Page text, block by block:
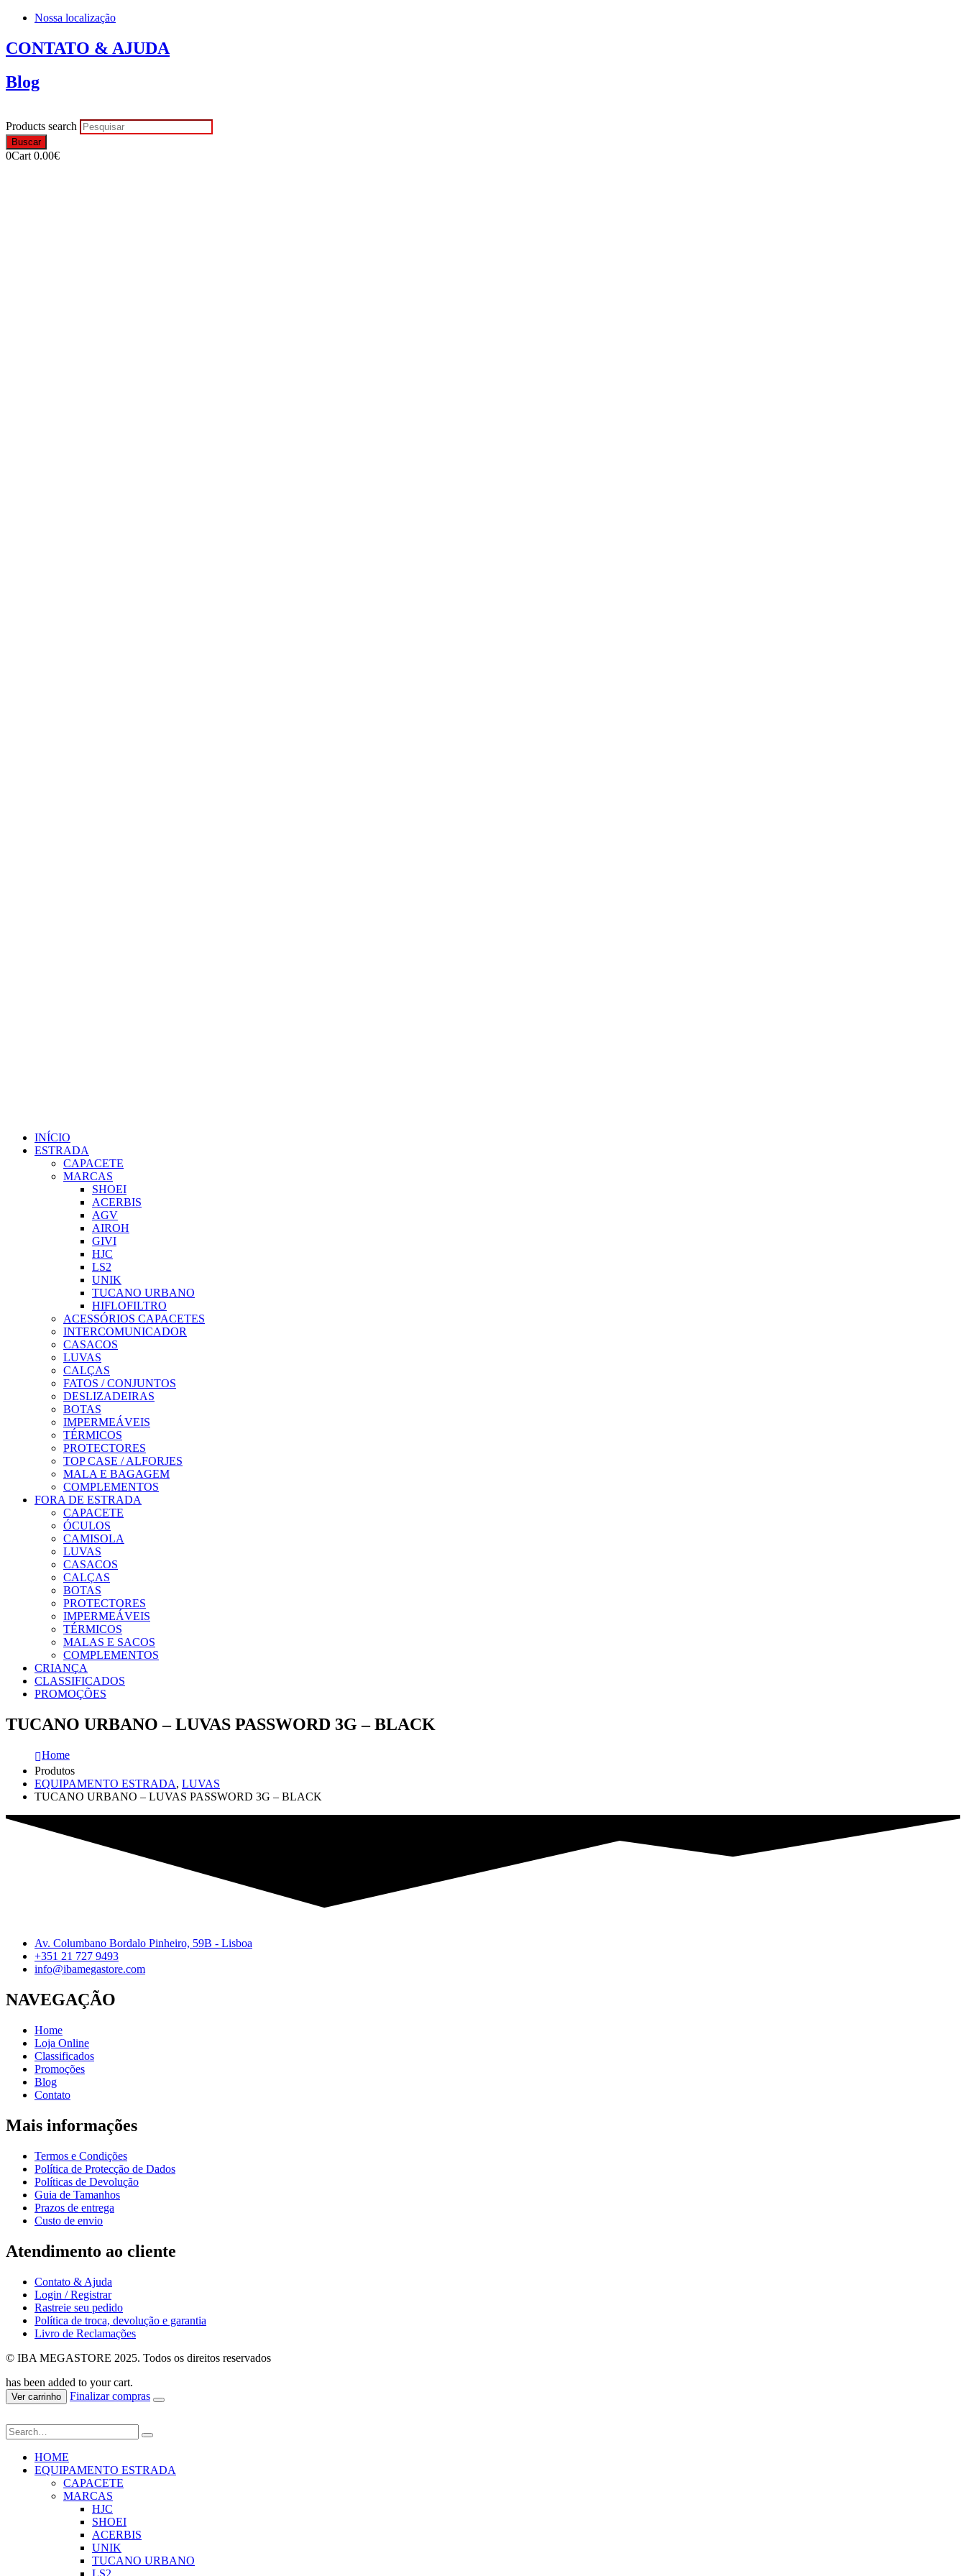
Nossa localização
CONTATO & AJUDA
Blog
Products search
Buscar
0Cart 0.00€
INÍCIO
ESTRADA
CAPACETE
MARCAS
SHOEI
ACERBIS
AGV
AIROH
GIVI
HJC
LS2
UNIK
TUCANO URBANO
HIFLOFILTRO
ACESSÓRIOS CAPACETES
INTERCOMUNICADOR
CASACOS
LUVAS
CALÇAS
FATOS / CONJUNTOS
DESLIZADEIRAS
BOTAS
IMPERMEÁVEIS
TÉRMICOS
PROTECTORES
TOP CASE / ALFORJES
MALA E BAGAGEM
COMPLEMENTOS
FORA DE ESTRADA
CAPACETE
ÓCULOS
CAMISOLA
LUVAS
CASACOS
CALÇAS
BOTAS
PROTECTORES
IMPERMEÁVEIS
TÉRMICOS
MALAS E SACOS
COMPLEMENTOS
CRIANÇA
CLASSIFICADOS
PROMOÇÕES
TUCANO URBANO – LUVAS PASSWORD 3G – BLACK
Home
Produtos
EQUIPAMENTO ESTRADA, LUVAS
TUCANO URBANO – LUVAS PASSWORD 3G – BLACK
Av. Columbano Bordalo Pinheiro, 59B - Lisboa
+351 21 727 9493
info@ibamegastore.com
NAVEGAÇÃO
Home
Loja Online
Classificados
Promoções
Blog
Contato
Mais informações
Termos e Condições
Política de Protecção de Dados
Políticas de Devolução
Guia de Tamanhos
Prazos de entrega
Custo de envio
Atendimento ao cliente
Contato & Ajuda
Login / Registrar
Rastreie seu pedido
Política de troca, devolução e garantia
Livro de Reclamações
© IBA MEGASTORE 2025. Todos os direitos reservados
has been added to your cart.
Ver carrinho Finalizar compras
HOME
EQUIPAMENTO ESTRADA
CAPACETE
MARCAS
HJC
SHOEI
ACERBIS
UNIK
TUCANO URBANO
LS2